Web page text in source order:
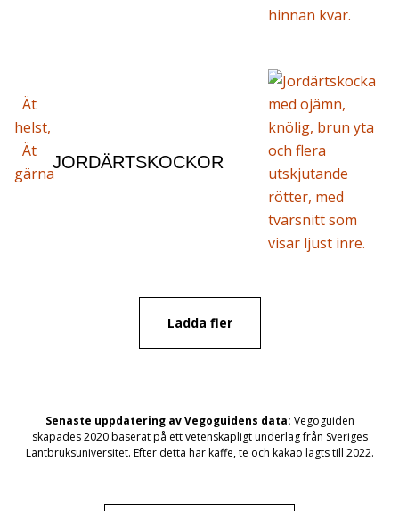
Ät
helst,
Ät
gärna
JORDÄRTSKOCKOR
Ladda fler
Senaste uppdatering av Vegoguidens data: Vegoguiden
skapades 2020 baserat på ett vetenskapligt underlag från Sveriges
Lantbruksuniversitet. Efter detta har kaffe, te och kakao lagts till 2022.